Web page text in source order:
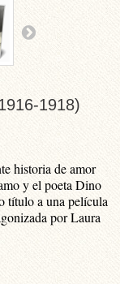
1918)
historia de amor
y el poeta Dino
título a una película
por Laura